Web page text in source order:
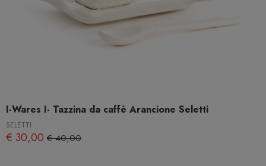
I-Wares I- Tazzina da caffè Arancione Seletti
SELETTI
€ 30,00 € 40,00